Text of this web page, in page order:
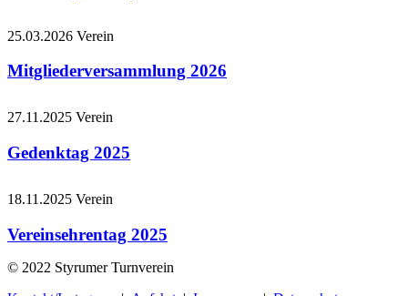
25.03.2026 Verein
Mitgliederversammlung 2026
27.11.2025 Verein
Gedenktag 2025
18.11.2025 Verein
Vereinsehrentag 2025
© 2022 Styrumer Turnverein